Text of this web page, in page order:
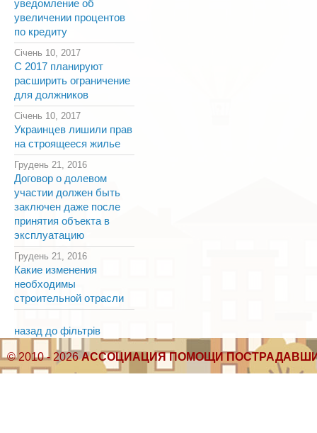
уведомление об
увеличении процентов
по кредиту
Січень 10, 2017
С 2017 планируют
расширить ограничение
для должников
Січень 10, 2017
Украинцев лишили прав
на строящееся жилье
Грудень 21, 2016
Договор о долевом
участии должен быть
заключен даже после
принятия объекта в
эксплуатацию
Грудень 21, 2016
Какие изменения
необходимы
строительной отрасли
назад до фільтрів
© 2010 - 2026АССОЦИАЦИЯ ПОМОЩИ